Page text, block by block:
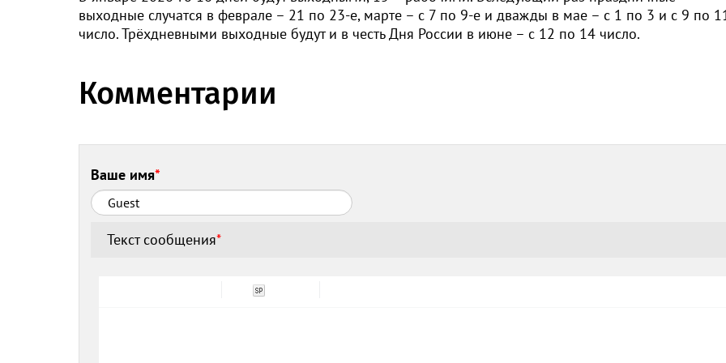
выходные случатся в феврале – 21 по 23-е, марте – с 7 по 9-е и дважды в мае – с 1 по 3 и с 9 по
число. Трёхдневными выходные будут и в честь Дня России в июне – с 12 по 14 число.
Комментарии
Ваше имя*
Текст сообщения*